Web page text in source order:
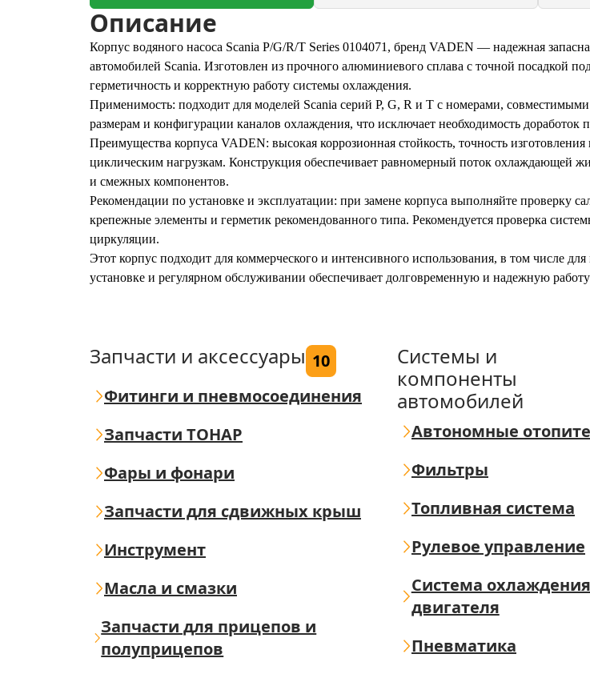
Описание
Корпус водяного насоса Scania P/G/R/T Series 0104071, бренд VADEN — надежная
автомобилей Scania. Изготовлен из прочного алюминиевого сплава с точной посадкой
герметичность и корректную работу системы охлаждения.
Применимость: подходит для моделей Scania серий P, G, R и T с номерами,
размерам и конфигурации каналов охлаждения, что исключает необходимость доработок
Преимущества корпуса VADEN: высокая коррозионная стойкость, точность
циклическим нагрузкам. Конструкция обеспечивает равномерный поток охлаждающей
и смежных компонентов.
Рекомендации по установке и эксплуатации: при замене корпуса выполняйте проверку
крепежные элементы и герметик рекомендованного типа. Рекомендуется проверка
циркуляции.
Этот корпус подходит для коммерческого и интенсивного использования, в том числе
установке и регулярном обслуживании обеспечивает долговременную и надежную
Запчасти и аксессуары 10
Фитинги и пневмосоединения
Запчасти ТОНАР
Фары и фонари
Запчасти для сдвижных крыш
Инструмент
Масла и смазки
Запчасти для прицепов и
полуприцепов
Системы и
компоненты
автомобилей
Автономные
Фильтры
Топливная система
Рулевое управление
Система охлаждения
двигателя
Пневматика